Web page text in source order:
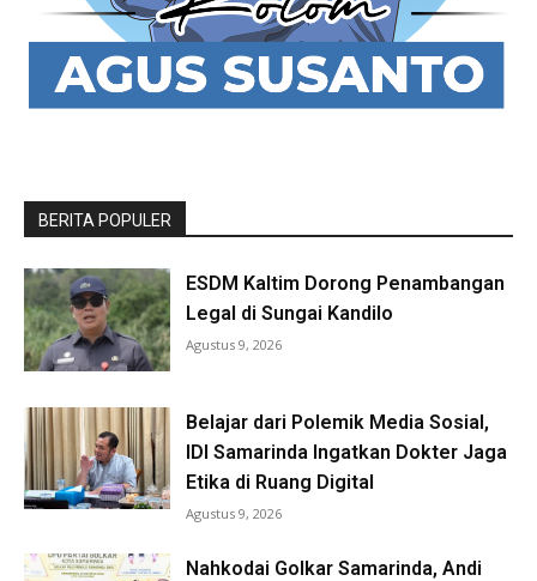
BERITA POPULER
ESDM Kaltim Dorong Penambangan
Legal di Sungai Kandilo
Agustus 9, 2026
Belajar dari Polemik Media Sosial,
IDI Samarinda Ingatkan Dokter Jaga
Etika di Ruang Digital
Agustus 9, 2026
Nahkodai Golkar Samarinda, Andi